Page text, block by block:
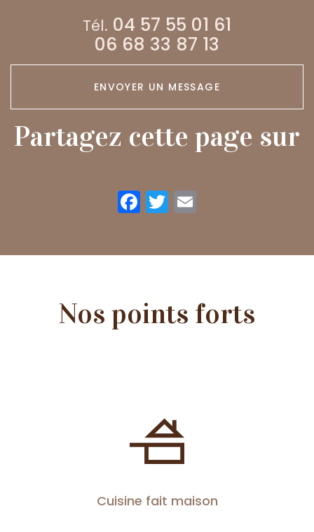
Tél. 04 57 55 01 61
06 68 33 87 13
ENVOYER UN MESSAGE
Partagez cette page sur
Facebook
Twitter
Nos points forts
Cuisine fait maison